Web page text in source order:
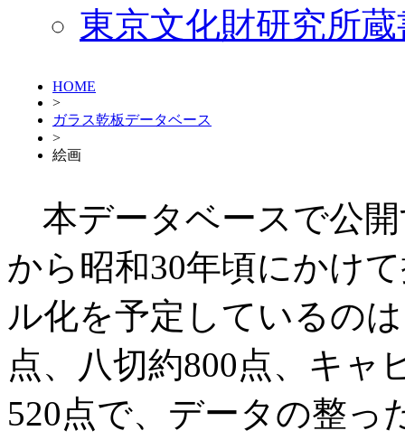
東京文化財研究所
HOME
>
ガラス乾板データベース
>
絵画
本データベースで公
から昭和30年頃にかけ
ル化を予定しているの
点、八切約800点、キャ
520点で、データの整っ